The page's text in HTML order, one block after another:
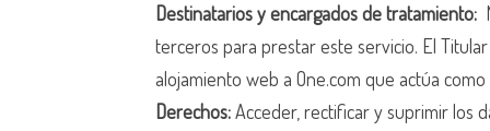
Destinatarios y encargados de tratamiento:
terceros para prestar este servicio. El
alojamiento web a One.com que actúa
Derechos:Acceder, rectificar y suprimir los